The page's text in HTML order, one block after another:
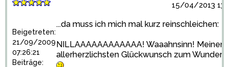
Beigetreten:
21/09/2009
07:26:21
Beiträge:
15/04/2013
...da muss ich mich mal kurz reinschleichen:
NILLAAAAAAAAAAAA! Waaahnsinn! Meinen
allerherzlichsten Glückwunsch zum Wunder